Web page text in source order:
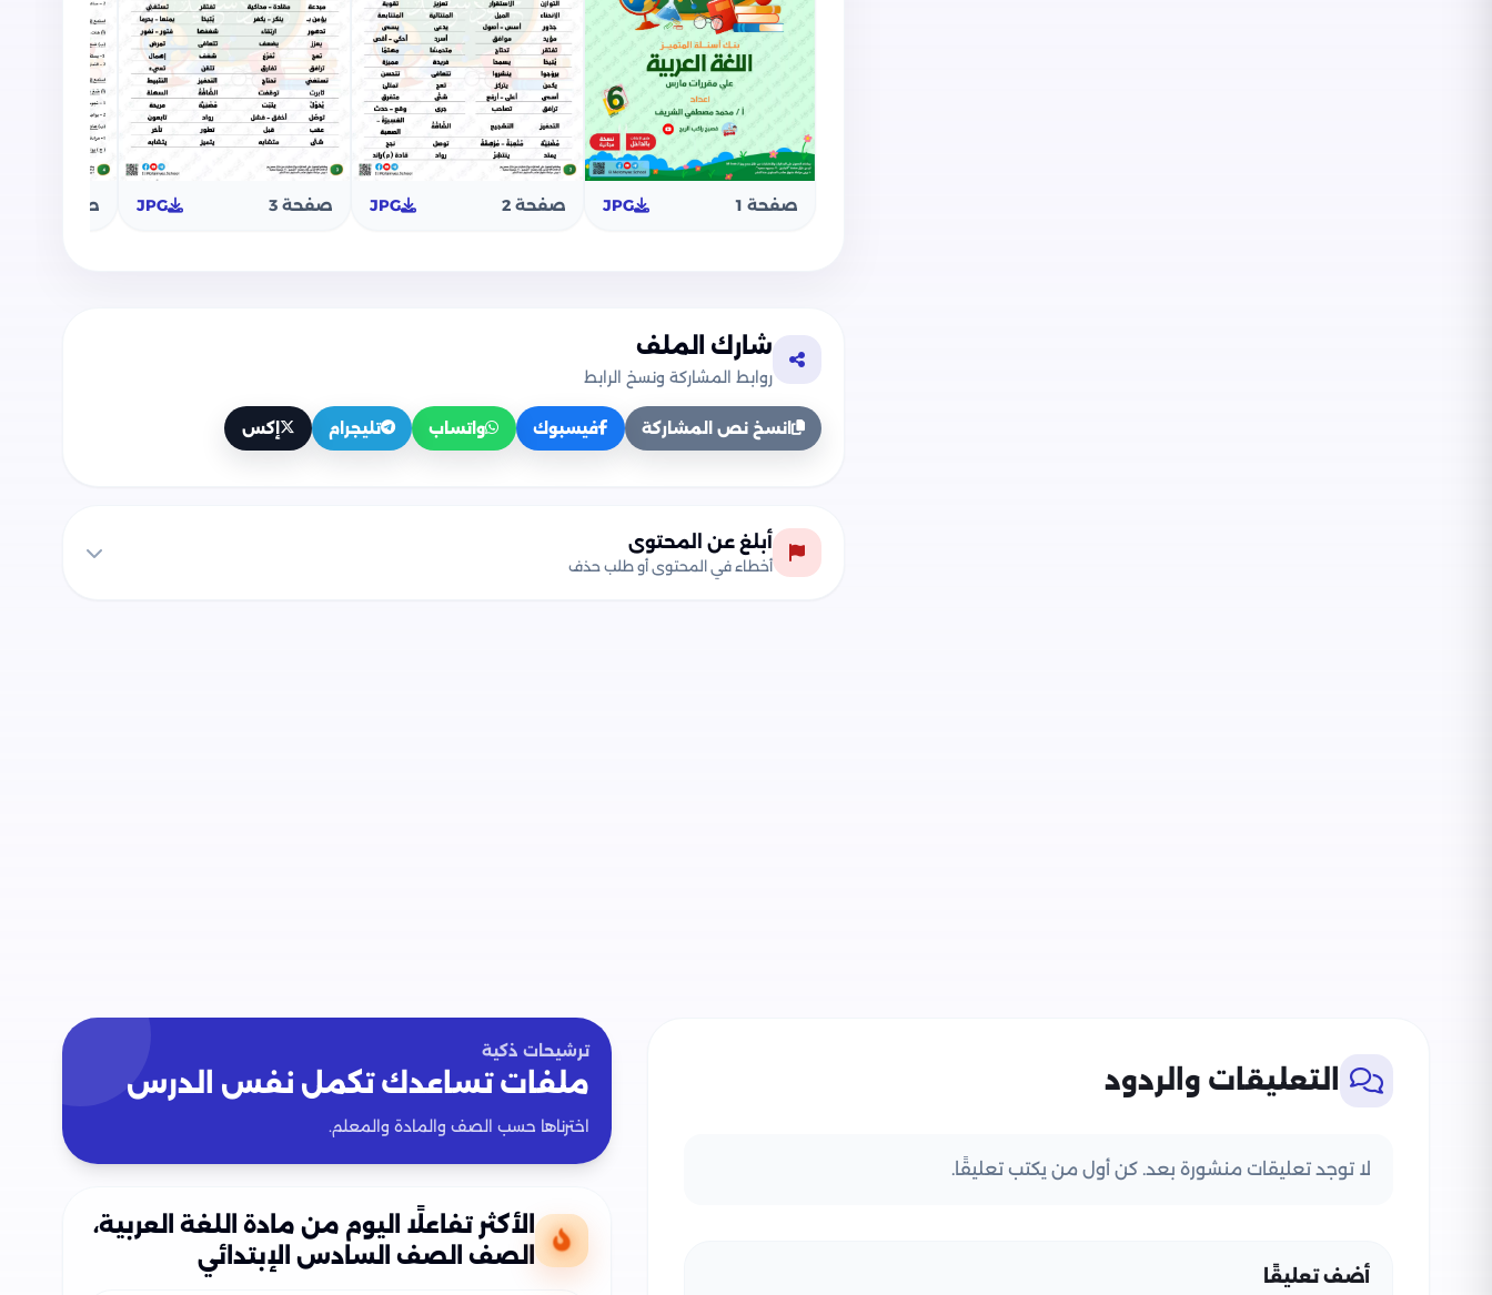
أو اكتب إعلان, أسئلة القراءة المتحررة, أسئلة النصوص المتحررة, أسئلة القواعد النحوية
متنوعة ما بين اختر وأكمل واستخرج من الفقرة.
نصوص الاستماع الخاصة بالأسئلة.
الإجابات النموذجية لجميع الأسئلة الواردة في بنك الأسئلة على مقرر شهر مارس لمادة اللغة
العربية سادسة ابتدائي.
خالص تمنياتنا بالتوفيق والنجاح لجميع التلاميذ.
صفحة 1 JPG صفحة 2 JPG صفحة 3 JPG صفحة 4
شارك الملف
روابط المشاركة ونسخ الرابط
انسخ نص المشاركة فيسبوك واتساب تليجرام إكس
أبلغ عن المحتوى
أخطاء في المحتوى أو طلب حذف
التعليقات والردود
لا توجد تعليقات منشورة بعد. كن أول من يكتب تعليقًا.
أضف تعليقًا
ترشيحات ذكية
ملفات تساعدك تكمل نفس الدرس
اخترناها حسب الصف والمادة والمعلم.
الأكثر تفاعلًا اليوم من مادة اللغة العربية،
الصف الصف السادس الإبتدائي